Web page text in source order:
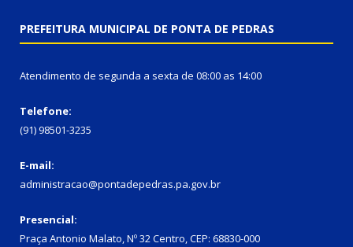
PREFEITURA MUNICIPAL DE PONTA DE PEDRAS
Atendimento de segunda a sexta de 08:00 as 14:00
Telefone:
(91) 98501-3235
E-mail:
administracao@pontadepedras.pa.gov.br
Presencial:
Praça Antonio Malato, Nº 32 Centro, CEP: 68830-000